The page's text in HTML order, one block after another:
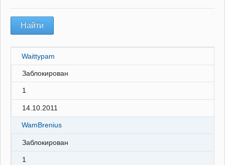
Waittypam
Заблокирован
1
14.10.2011
WamBrenius
Заблокирован
1